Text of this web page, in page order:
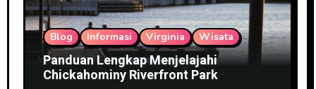
Blog Informasi Virginia Wisata
Panduan Lengkap Menjelajahi
Chickahominy Riverfront Park